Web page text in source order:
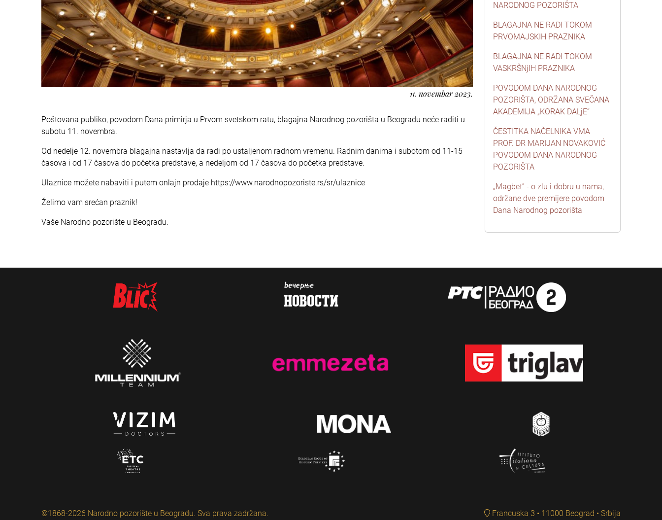
11. novembar 2023.
Poštovana publiko, povodom Dana primirja u Prvom svetskom ratu, blagajna Narodnog pozorišta u Beogradu neće raditi u
subotu 11. novembra.
Od nedelje 12. novembra blagajna nastavlja da radi po ustaljenom radnom vremenu. Radnim danima i subotom od 11-15
časova i od 17 časova do početka predstave, a nedeljom od 17 časova do početka predstave.
Ulaznice možete nabaviti i putem onlajn prodaje https://www.narodnopozoriste.rs/sr/ulaznice
Želimo vam srećan praznik!
Vaše Narodno pozorište u Beogradu.
NARODNOG POZORIŠTA
BLAGAJNA NE RADI TOKOM
PRVOMAJSKIH PRAZNIKA
BLAGAJNA NE RADI TOKOM
VASKRŠNjIH PRAZNIKA
POVODOM DANA NARODNOG
POZORIŠTA, ODRŽANA SVEČANA
AKADEMIJA „KORAK DALjE“
ČESTITKA NAČELNIKA VMA
PROF. DR MARIJAN NOVAKOVIĆ
POVODOM DANA NARODNOG
POZORIŠTA
„Magbet” - o zlu i dobru u nama,
održane dve premijere povodom
Dana Narodnog pozorišta
©1868-2026 Narodno pozorište u Beogradu. Sva prava zadržana. Francuska 3 • 11000 Beograd • Srbija